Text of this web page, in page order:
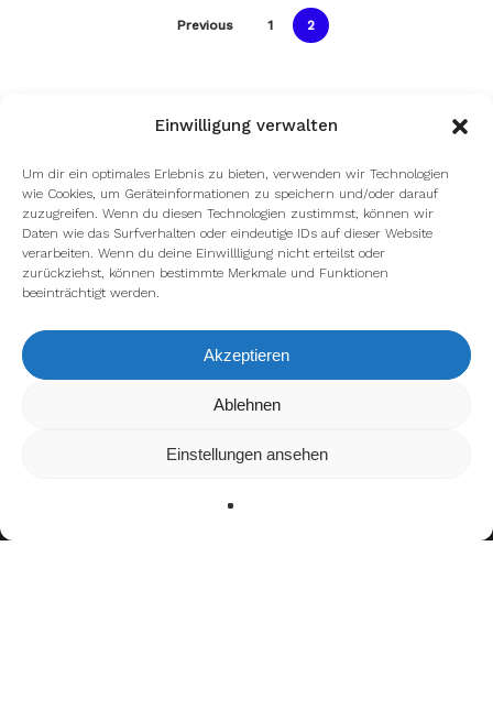
Einwilligung verwalten
Um dir ein optimales Erlebnis zu bieten, verwenden wir Technologien
wie Cookies, um Geräteinformationen zu speichern und/oder darauf
zuzugreifen. Wenn du diesen Technologien zustimmst, können wir
Daten wie das Surfverhalten oder eindeutige IDs auf dieser Website
verarbeiten. Wenn du deine Einwillligung nicht erteilst oder
zurückziehst, können bestimmte Merkmale und Funktionen
beeinträchtigt werden.
Akzeptieren
Ablehnen
Einstellungen ansehen
Previous 1 2
Wir verwenden Cookies, um dir die bestmögliche Erfahrung auf
kannst du erfahren, welche Cookies wir
verwenden oder sie ausschalten.